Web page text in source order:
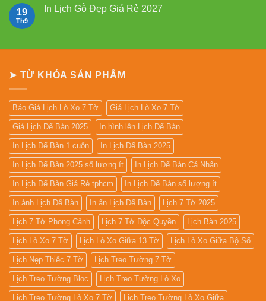
đẹp
2027
luận
ở
Giữa
19
Th9
In Lịch Gỗ Đẹp Giá Rẻ 2027
ở
Gỗ
2027
➤ TỪ KHÓA SẢN PHẨM
Báo Giá Lịch Lò Xo 7 Tờ Giá Lịch Lò Xo 7 Tờ
Giá Lịch Để Bàn 2025 In hình lên Lịch Để Bàn
In Lịch Để Bàn 1 cuốn In Lịch Để Bàn 2025
In Lịch Để Bàn 2025 số lượng ít In Lịch Để Bàn Cá Nhân
In Lịch Để Bàn Giá Rẻ tphcm In Lịch Để Bàn số lượng ít
In ảnh Lịch Để Bàn In ấn Lịch Để Bàn Lịch 7 Tờ 2025
Lịch 7 Tờ Phong Cảnh Lịch 7 Tờ Độc Quyền Lịch Bàn 2025
Lịch Lò Xo 7 Tờ Lịch Lò Xo Giữa 13 Tờ Lịch Lò Xo Giữa Bộ Số
Lịch Nẹp Thiếc 7 Tờ Lịch Treo Tường 7 Tờ
Lịch Treo Tường Bloc Lịch Treo Tường Lò Xo
Lịch Treo Tường Lò Xo 7 Tờ Lịch Treo Tường Lò Xo Giữa